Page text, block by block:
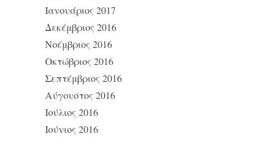
Ιανουάριος 2017
Δεκέμβριος 2016
Νοέμβριος 2016
Οκτώβριος 2016
Σεπτέμβριος 2016
Αύγουστος 2016
Ιούλιος 2016
Ιούνιος 2016